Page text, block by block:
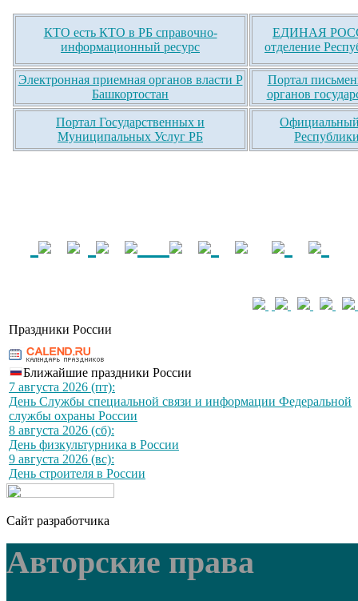
КТО есть КТО в РБ справочно-
информационный ресурс
ЕДИНАЯ
отделение
Электронная приемная органов власти Р
Башкортостан
Портал
органов
Портал Государственных и
Муниципальных Услуг РБ
Официальный
Праздники России
Ближайшие праздники России
7 августа 2026 (пт):
День Службы специальной связи и информации Федеральной
службы охраны России
8 августа 2026 (сб):
День физкультурника в России
9 августа 2026 (вс):
День строителя в России
Сайт разработчика
Авторские права